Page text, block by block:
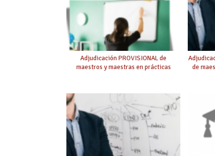
Adjudicación PROVISIONAL de
maestros y maestras en prácticas
de